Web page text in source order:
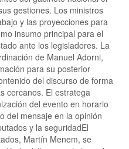
gestiones. Los ministros
y las proyecciones para
insumo principal para el
ante los legisladores. La
de Manuel Adorni,
para su posterior
del discurso de forma
cercanos. El estratega
del evento en horario
del mensaje en la opinión
y la seguridadEl
Martín Menem, se